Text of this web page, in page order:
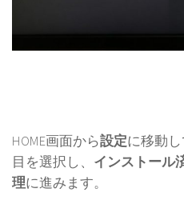
HOME画面から設定に移動し
目を選択し、 インストール
理に進みます。